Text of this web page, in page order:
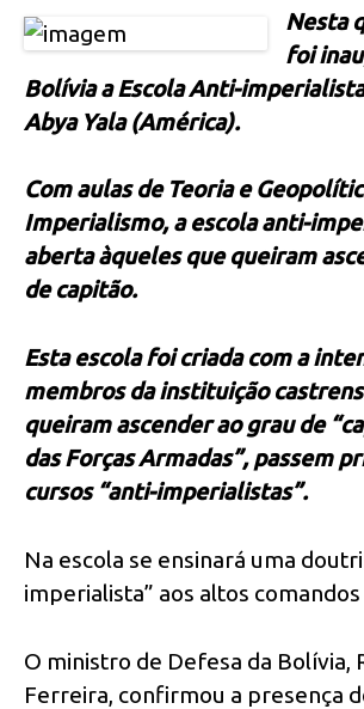
Nesta
foi
Bolívia a Escola Anti-
Abya Yala (América).
Com aulas de Teoria e
Imperialismo, a escola anti-
aberta àqueles que queiram
de capitão.
Esta escola foi criada com a
membros da instituição
queiram ascender ao grau de
das Forças Armadas”, passem
cursos “anti-imperialistas”.
Na escola se ensinará uma
imperialista” aos altos
O ministro de Defesa da Bolívia,
Ferreira, confirmou a presença